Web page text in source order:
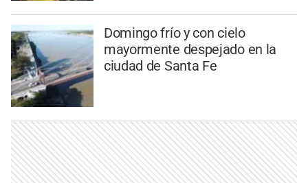
Domingo frío y con cielo
mayormente despejado en la
ciudad de Santa Fe